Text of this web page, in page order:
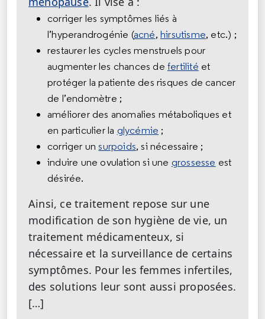
corriger les symptômes liés à
l’hyperandrogénie (acné,hirsutisme, etc.) ;
restaurer les cycles menstruels pour
augmenter les chances de fertilité et
protéger la patiente des risques de cancer
de l’endomètre ;
améliorer des anomalies métaboliques et
en particulier la glycémie ;
corriger unsurpoids, si nécessaire ;
induire une ovulation si une grossesse est
désirée.
Ainsi, ce traitement repose sur une
modification de son hygiène de vie, un
traitement médicamenteux, si
nécessaire et la surveillance de certains
symptômes. Pour les femmes infertiles,
des solutions leur sont aussi proposées.
[…]